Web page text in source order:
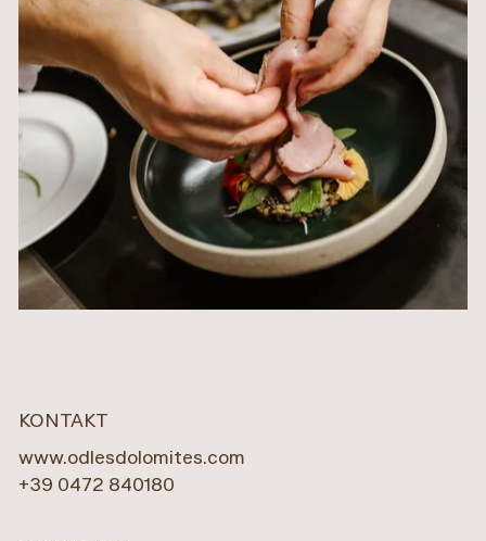
KONTAKT
www.odlesdolomites.com
+39 0472 840180